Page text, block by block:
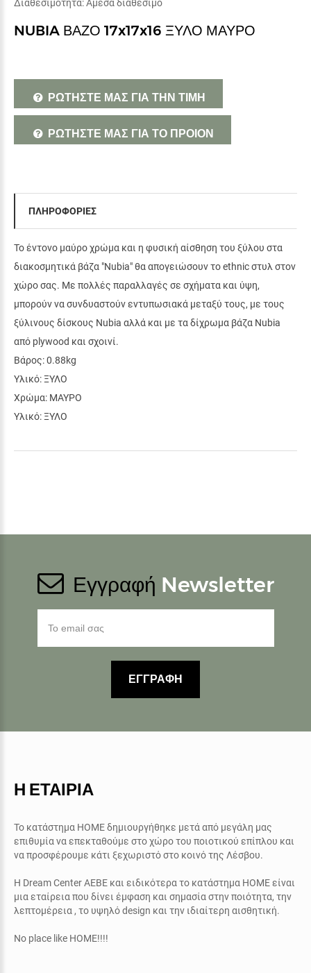
Διαθεσιμότητα:Άμεσα διαθέσιμο
NUBIA ΒΑΖΟ 17x17x16 ΞΥΛΟ ΜΑΥΡΟ
ΡΩΤΗΣΤΕ ΜΑΣ ΓΙΑ ΤΗΝ ΤΙΜΗ
ΡΩΤΗΣΤΕ ΜΑΣ ΓΙΑ ΤΟ ΠΡΟΙΟΝ
ΠΛΗΡΟΦΟΡΙΕΣ
Το έντονο μαύρο χρώμα και η φυσική αίσθηση του ξύλου στα
διακοσμητικά βάζα "Nubia" θα απογειώσουν το ethnic στυλ στον
χώρο σας. Με πολλές παραλλαγές σε σχήματα και ύψη,
μπορούν να συνδυαστούν εντυπωσιακά μεταξύ τους, με τους
ξύλινους δίσκους Nubia αλλά και με τα δίχρωμα βάζα Nubia
από plywood και σχοινί.
Βάρος: 0.88kg
Υλικό: ΞΥΛΟ
Χρώμα: ΜΑΥΡΟ
Υλικό: ΞΥΛΟ
Εγγραφή Newsletter
ΕΓΓΡΑΦΗ
Η ΕΤΑΙΡΙΑ
Το κατάστημα ΗΟΜΕ δημιουργήθηκε μετά από μεγάλη μας
επιθυμία να επεκταθούμε στο χώρο του ποιοτικού επίπλου και
να προσφέρουμε κάτι ξεχωριστό στο κοινό της Λέσβου.
Η Dream Center AEBE και ειδικότερα το κατάστημα ΗΟΜΕείναι
μια εταίρεια που δίνει έμφαση και σημασία στην ποιότητα, την
λεπτομέρεια , το υψηλόdesign και την ιδιαίτερη αισθητική.
No place like HOME!!!!